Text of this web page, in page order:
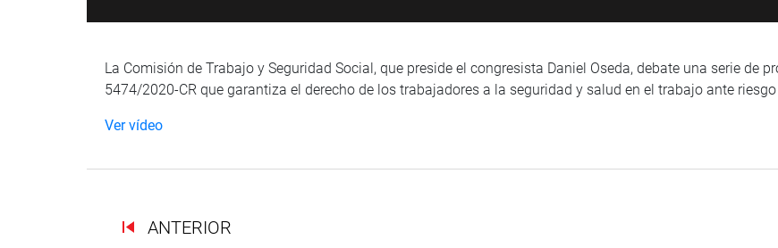
La Comisión de Trabajo y Seguridad Social, que preside el congresista Daniel Oseda, debate una serie de
5474/2020-CR que garantiza el derecho de los trabajadores a la seguridad y salud en el trabajo ante
Ver vídeo
ANTERIOR